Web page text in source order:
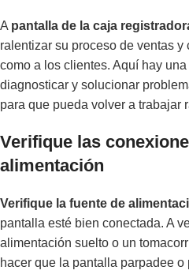
A pantalla de la caja
ralentizar su proceso de ventas y
como a los clientes. Aquí hay
diagnosticar y solucionar
para que pueda volver a trabajar
Verifique las
alimentación
Verifique la fuente de
pantalla esté bien conectada. A
alimentación suelto o un
hacer que la pantalla parpadee